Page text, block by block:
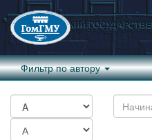
Фильтр по автору